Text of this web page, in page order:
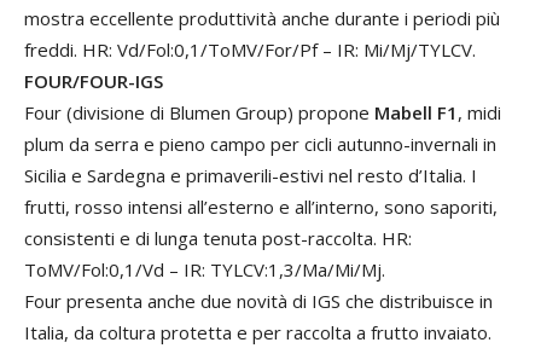
mostra eccellente produttività anche durante i periodi più
freddi. HR: Vd/Fol:0,1/ToMV/For/Pf – IR: Mi/Mj/TYLCV.
FOUR/FOUR-IGS
Four (divisione di Blumen Group) propone Mabell F1 , midi
plum da serra e pieno campo per cicli autunno-invernali in
Sicilia e Sardegna e primaverili-estivi nel resto d’Italia. I
frutti, rosso intensi all’esterno e all’interno, sono saporiti,
consistenti e di lunga tenuta post-raccolta. HR:
ToMV/Fol:0,1/Vd – IR: TYLCV:1,3/Ma/Mi/Mj.
Four presenta anche due novità di IGS che distribuisce in
Italia, da coltura protetta e per raccolta a frutto invaiato.